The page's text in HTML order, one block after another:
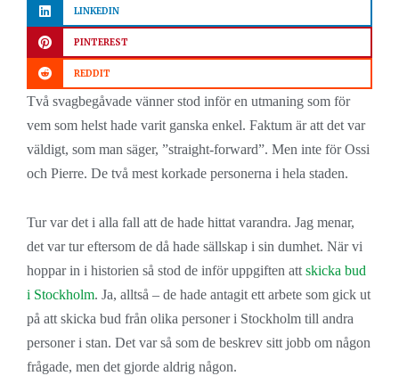
LINKEDIN
PINTEREST
REDDIT
Två svagbegåvade vänner stod inför en utmaning som för
vem som helst hade varit ganska enkel. Faktum är att det var
väldigt, som man säger, ”straight-forward”. Men inte för Ossi
och Pierre. De två mest korkade personerna i hela staden.
Tur var det i alla fall att de hade hittat varandra. Jag menar,
det var tur eftersom de då hade sällskap i sin dumhet. När vi
hoppar in i historien så stod de inför uppgiften attskicka bud
i Stockholm. Ja, alltså – de hade antagit ett arbete som gick ut
på att skicka bud från olika personer i Stockholm till andra
personer i stan. Det var så som de beskrev sitt jobb om någon
frågade, men det gjorde aldrig någon.